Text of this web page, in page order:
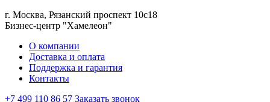
г. Москва, Рязанский проспект 10с18
Бизнес-центр "Хамелеон"
О компании
Доставка и оплата
Поддержка и гарантия
Контакты
+7 499 110 86 57 Заказать звонок